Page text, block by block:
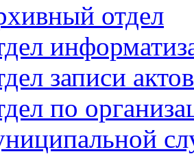
отдел
записи
по